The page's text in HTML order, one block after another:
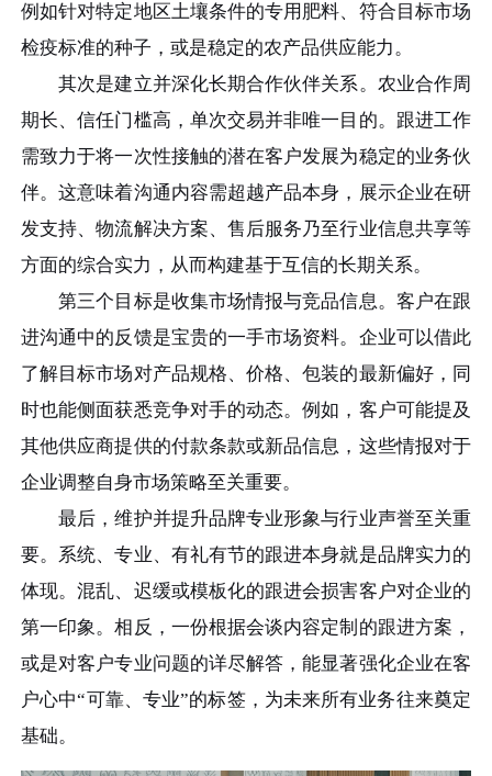
例如针对特定地区土壤条件的专用肥料、符合目标市场
检疫标准的种子，或是稳定的农产品供应能力。
其次是建立并深化长期合作伙伴关系。农业合作周
期长、信任门槛高，单次交易并非唯一目的。跟进工作
需致力于将一次性接触的潜在客户发展为稳定的业务伙
伴。这意味着沟通内容需超越产品本身，展示企业在研
发支持、物流解决方案、售后服务乃至行业信息共享等
方面的综合实力，从而构建基于互信的长期关系。
第三个目标是收集市场情报与竞品信息。客户在跟
进沟通中的反馈是宝贵的一手市场资料。企业可以借此
了解目标市场对产品规格、价格、包装的最新偏好，同
时也能侧面获悉竞争对手的动态。例如，客户可能提及
其他供应商提供的付款条款或新品信息，这些情报对于
企业调整自身市场策略至关重要。
最后，维护并提升品牌专业形象与行业声誉至关重
要。系统、专业、有礼有节的跟进本身就是品牌实力的
体现。混乱、迟缓或模板化的跟进会损害客户对企业的
第一印象。相反，一份根据会谈内容定制的跟进方案，
或是对客户专业问题的详尽解答，能显著强化企业在客
户心中“可靠、专业”的标签，为未来所有业务往来奠定
基础。